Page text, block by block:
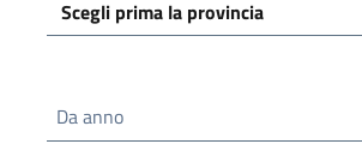
Da anno